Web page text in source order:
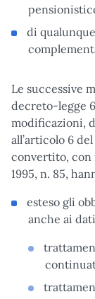
di
Le successive
decreto-legge
modificazioni,
all’articolo 6
convertito, con
1995, n. 85,
esteso gli
anche ai